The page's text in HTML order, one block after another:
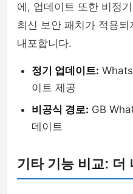
에, 업데이트 또한 비정
최신 보안 패치가 적용
내포합니다.
정기 업데이트:
이트 제공
비공식 경로: GB
데이트
기타 기능 비교: 더